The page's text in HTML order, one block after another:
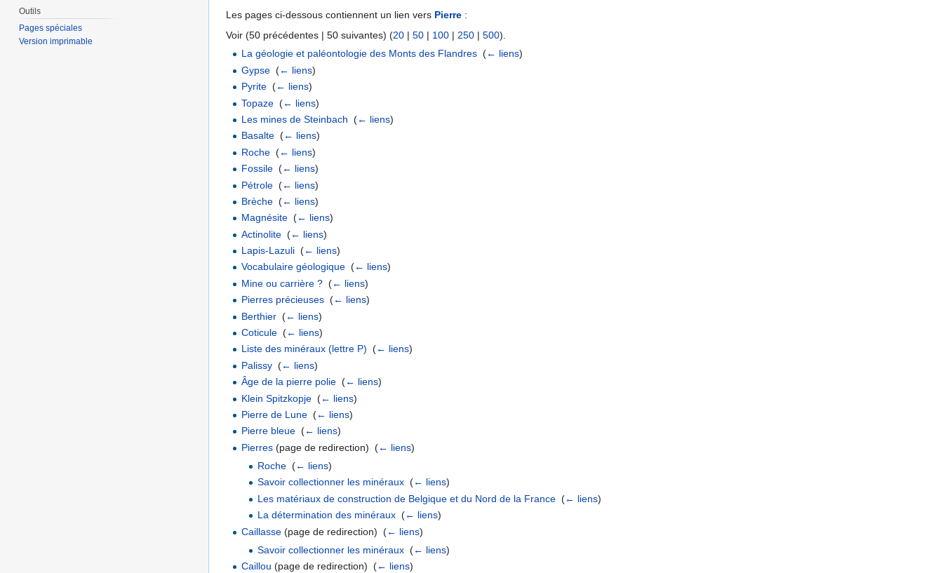
Les pages ci-dessous contiennent un lien vers Pierre :
Voir (50 précédentes | 50 suivantes) (20 | 50 | 100 | 250 | 500).
La géologie et paléontologie des Monts des Flandres ‎(← liens)
Gypse ‎(← liens)
Pyrite ‎(← liens)
Topaze ‎(← liens)
Les mines de Steinbach ‎(← liens)
Basalte ‎(← liens)
Roche ‎(← liens)
Fossile ‎(← liens)
Pétrole ‎(← liens)
Brèche ‎(← liens)
Magnésite ‎(← liens)
Actinolite ‎(← liens)
Lapis-Lazuli ‎(← liens)
Vocabulaire géologique ‎(← liens)
Mine ou carrière ? ‎(← liens)
Pierres précieuses ‎(← liens)
Berthier ‎(← liens)
Coticule ‎(← liens)
Liste des minéraux (lettre P) ‎(← liens)
Palissy ‎(← liens)
Âge de la pierre polie ‎(← liens)
Klein Spitzkopje ‎(← liens)
Pierre de Lune ‎(← liens)
Pierre bleue ‎(← liens)
Pierres (page de redirection) ‎(← liens)
Roche‎ (← liens)
Savoir collectionner les minéraux‎ (← liens)
Les matériaux de construction de Belgique et du Nord de la France‎ (← liens)
La détermination des minéraux‎ (← liens)
Caillasse (page de redirection) ‎(← liens)
Savoir collectionner les minéraux‎ (← liens)
Caillou (page de redirection) ‎(← liens)
Outils
Pages spéciales
Version imprimable